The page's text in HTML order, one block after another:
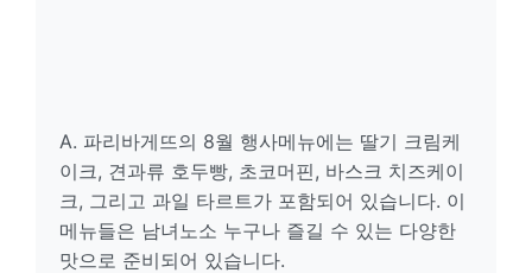
A. 파리바게뜨의 8월 행사메뉴에는 딸기 크림케
이크, 견과류 호두빵, 초코머핀, 바스크 치즈케이
크, 그리고 과일 타르트가 포함되어 있습니다. 이
메뉴들은 남녀노소 누구나 즐길 수 있는 다양한
맛으로 준비되어 있습니다.